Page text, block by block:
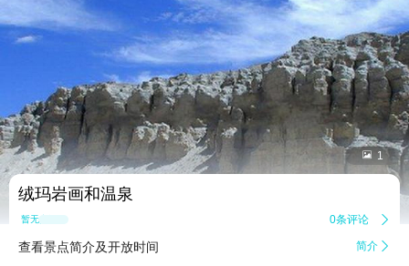
 1
绒玛岩画和温泉
暂无点评 0条评论 
查看景点简介及开放时间 简介 
